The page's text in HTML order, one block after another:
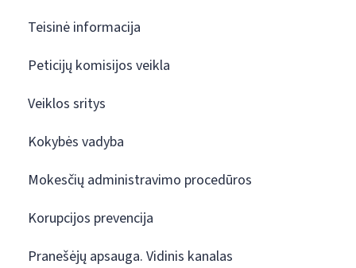
Teisinė informacija
Peticijų komisijos veikla
Veiklos sritys
Kokybės vadyba
Mokesčių administravimo procedūros
Korupcijos prevencija
Pranešėjų apsauga. Vidinis kanalas